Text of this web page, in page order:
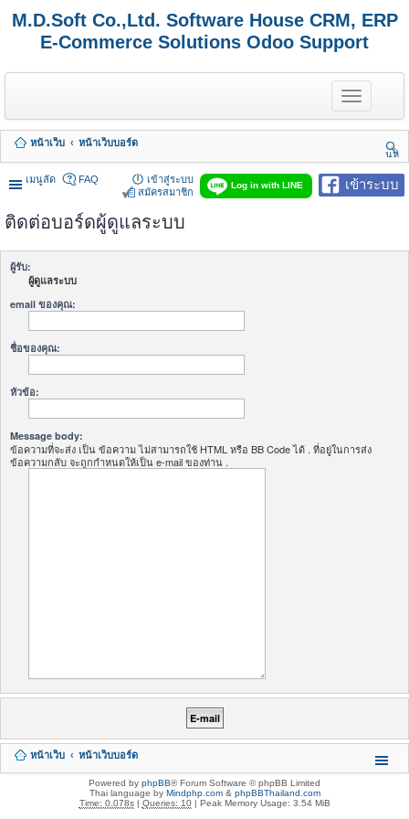
M.D.Soft Co.,Ltd. Software House CRM, ERP
E-Commerce Solutions Odoo Support
T
o
g
e
n
a
หน้าเว็บ
หน้าเว็บบอร์ด
นห
า
เมนูลัด
เข้าระบบ
Log in with LINE
FAQ
เข้าสู่ระบบ
สมัครสมาชิก
ติดต่อบอร์ดผู้ดูแลระบบ
ผู้รับ:
ผู้ดูแลระบบ
email ของคุณ:
ชื่อของคุณ:
หัวข้อ:
Message body:
ข้อความที่จะส่ง เป็น ข้อความ ไม่สามารถใช้ HTML หรือ BB Code ได้ . ที่อยู่ในการส่ง
ข้อความกลับ จะถูกกำหนดให้เป็น e-mail ของท่าน .
หน้าเว็บ หน้าเว็บบอร์ด
Powered by phpBB® Forum Software © phpBB Limited
Thai language by Mindphp.com& phpBBThailand.com
Time: 0.078s| Queries: 10| Peak Memory Usage: 3.54 MiB